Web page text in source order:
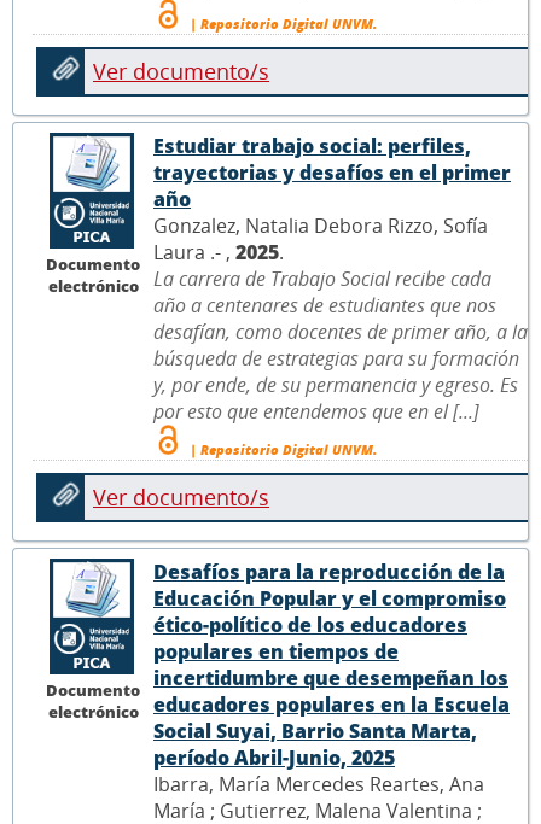
| Repositorio Digital UNVM.
Ver documento/s
Documento
electrónico
Estudiar trabajo social: perfiles,
trayectorias y desafíos en el primer
año
Gonzalez, Natalia Debora Rizzo, Sofía
Laura .- , 2025.
La carrera de Trabajo Social recibe cada
año a centenares de estudiantes que nos
desafían, como docentes de primer año, a la
búsqueda de estrategias para su formación
y, por ende, de su permanencia y egreso. Es
por esto que entendemos que en el [...]
| Repositorio Digital UNVM.
Ver documento/s
Documento
electrónico
Desafíos para la reproducción de la
Educación Popular y el compromiso
ético-político de los educadores
populares en tiempos de
incertidumbre que desempeñan los
educadores populares en la Escuela
Social Suyai, Barrio Santa Marta,
período Abril-Junio, 2025
Ibarra, María Mercedes Reartes, Ana
María ; Gutierrez, Malena Valentina ;